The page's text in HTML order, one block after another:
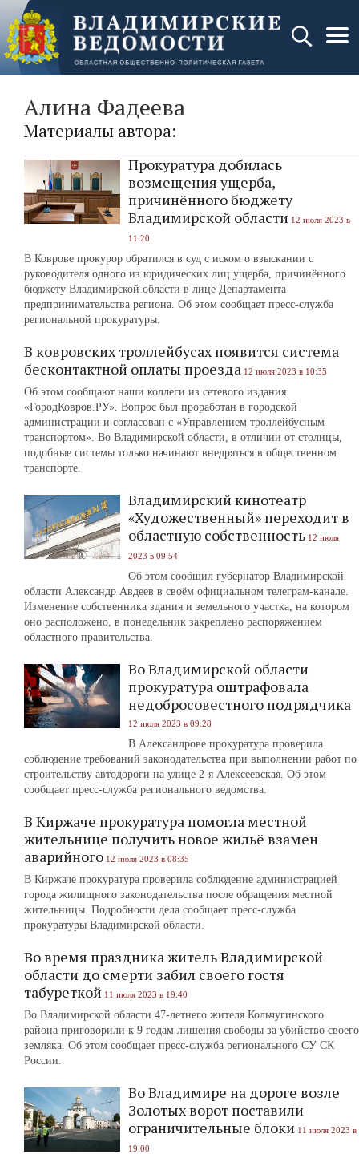
Алина Фадеева
Материалы автора:
Прокуратура добилась
возмещения ущерба,
причинённого бюджету
Владимирской области 12 июля 2023 в
11:20
В Коврове прокурор обратился в суд с иском о взыскании с
руководителя одного из юридических лиц ущерба, причинённого
бюджету Владимирской области в лице Департамента
предпринимательства региона. Об этом сообщает пресс-служба
региональной прокуратуры.
В ковровских троллейбусах появится система
бесконтактной оплаты проезда 12 июля 2023 в 10:35
Об этом сообщают наши коллеги из сетевого издания
«ГородКовров.РУ». Вопрос был проработан в городской
администрации и согласован с «Управлением троллейбусным
транспортом». Во Владимирской области, в отличии от столицы,
подобные системы только начинают внедряться в общественном
транспорте.
Владимирский кинотеатр
«Художественный» переходит в
областную собственность 12 июля
2023 в 09:54
Об этом сообщил губернатор Владимирской
области Александр Авдеев в своём официальном телеграм-канале.
Изменение собственника здания и земельного участка, на котором
оно расположено, в понедельник закреплено распоряжением
областного правительства.
Во Владимирской области
прокуратура оштрафовала
недобросовестного подрядчика
12 июля 2023 в 09:28
В Александрове прокуратура проверила
соблюдение требований законодательства при выполнении работ по
строительству автодороги на улице 2-я Алексеевская. Об этом
сообщает пресс-служба регионального ведомства.
В Киржаче прокуратура помогла местной
жительнице получить новое жильё взамен
аварийного 12 июля 2023 в 08:35
В Киржаче прокуратура проверила соблюдение администрацией
города жилищного законодательства после обращения местной
жительницы. Подробности дела сообщает пресс-служба
прокуратуры Владимирской области.
Во время праздника житель Владимирской
области до смерти забил своего гостя
табуреткой 11 июля 2023 в 19:40
Во Владимирской области 47-летнего жителя Кольчугинского
района приговорили к 9 годам лишения свободы за убийство своего
земляка. Об этом сообщает пресс-служба регионального СУ СК
России.
Во Владимире на дороге возле
Золотых ворот поставили
ограничительные блоки 11 июля 2023 в
19:00